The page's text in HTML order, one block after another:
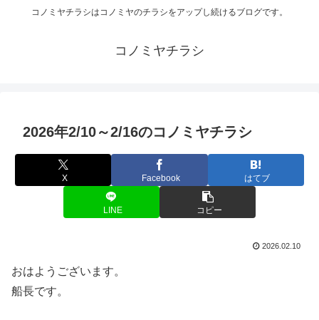
コノミヤチラシはコノミヤのチラシをアップし続けるブログです。
コノミヤチラシ
2026年2/10～2/16のコノミヤチラシ
X Facebook はてブ
LINE コピー
2026.02.10
おはようございます。
船長です。